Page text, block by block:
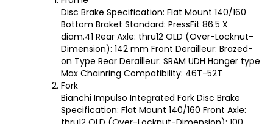
Disc Brake Specification: Flat Mount 140/160
Bottom Braket Standard: PressFit 86.5 X
diam.41 Rear Axle: thru12 OLD (Over-Locknut-
Dimension): 142 mm Front Derailleur: Brazed-
on Type Rear Derailleur: SRAM UDH Hanger type
Max Chainring Compatibility: 46T-52T
Fork
Bianchi Impulso Integrated Fork Disc Brake
Specification: Flat Mount 140/160 Front Axle: